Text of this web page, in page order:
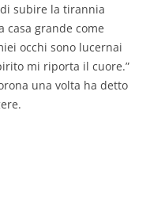
di subire la tirannia
casa grande come
occhi sono lucernai
mi riporta il cuore.”
una volta ha detto